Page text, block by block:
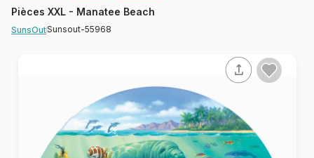
Pièces XXL - Manatee Beach
SunsOutSunsout-55968